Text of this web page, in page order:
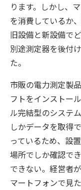
ります。しかし、
を消費しているか
旧設備と新設備でど
別途測定器を後付
た。
市販の電力測定製
フトをインストー
ル完結型のシステ
しかデータを取得
っているため、設
場所でしか確認で
できない。経営者
マートフォンで見